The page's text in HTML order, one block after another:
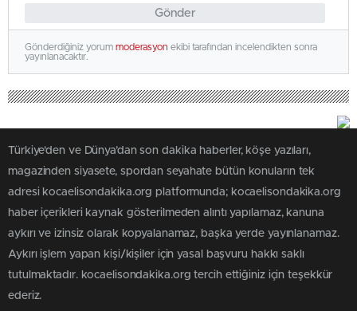
Gönder
Gönderdiğiniz yorum moderasyon ekibi tarafından incelendikten sonra
yayınlanacaktır.
Türkiye'den ve Dünya’dan son dakika haberler, köşe yazıları,
magazinden siyasete, spordan seyahate bütün konuların tek
adresi kocaelisondakika.org platformunda; kocaelisondakika.org
haber içerikleri kaynak gösterilmeden alıntı yapılamaz, kanuna
aykırı ve izinsiz olarak kopyalanamaz, başka yerde yayınlanamaz.
Aykırı işlem yapan kişi/kişiler için yasal başvuru hakkı saklı
tutulmaktadır. kocaelisondakika.org tercih ettiğiniz için teşekkür
ederiz.